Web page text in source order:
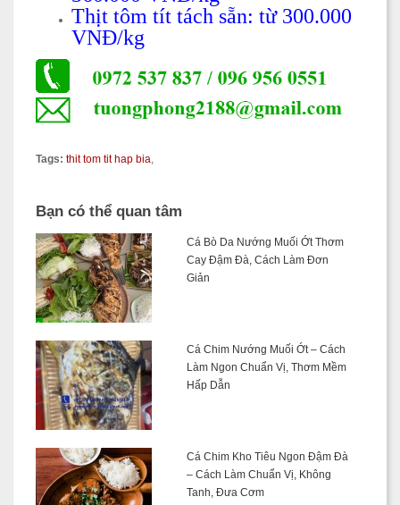
Thịt tôm tít tách sẵn: từ 300.000
VNĐ/kg
Tags: thit tom tit hap bia,
Bạn có thể quan tâm
Cá Bò Da Nướng Muối Ớt Thơm
Cay Đậm Đà, Cách Làm Đơn
Giản
Cá Chim Nướng Muối Ớt – Cách
Làm Ngon Chuẩn Vị, Thơm Mềm
Hấp Dẫn
Cá Chim Kho Tiêu Ngon Đậm Đà
– Cách Làm Chuẩn Vị, Không
Tanh, Đưa Cơm